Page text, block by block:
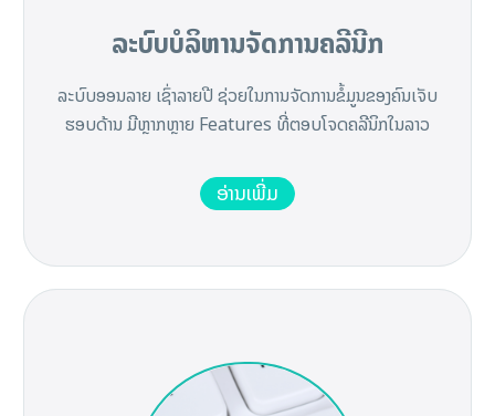
ລະບົບບໍລິຫານຈັດການຄລີນີກ
ລະບົບອອນລາຍ ເຊົ່າລາຍປີ ຊ່ວຍໃນການຈັດການຂໍ້ມູນຂອງຄົນເຈັບ
ຮອບດ້ານ ມີຫຼາກຫຼາຍ Features ທີ່ຕອບໂຈດຄລີນິກໃນລາວ
ອ່ານເພີ່ມ